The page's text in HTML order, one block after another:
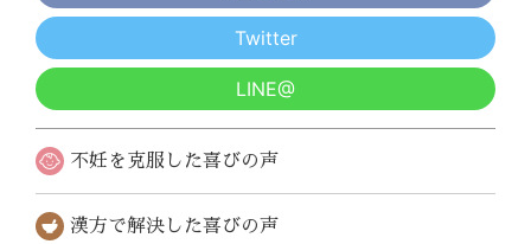
Twitter
LINE@
不妊を克服した喜びの声
漢方で解決した喜びの声